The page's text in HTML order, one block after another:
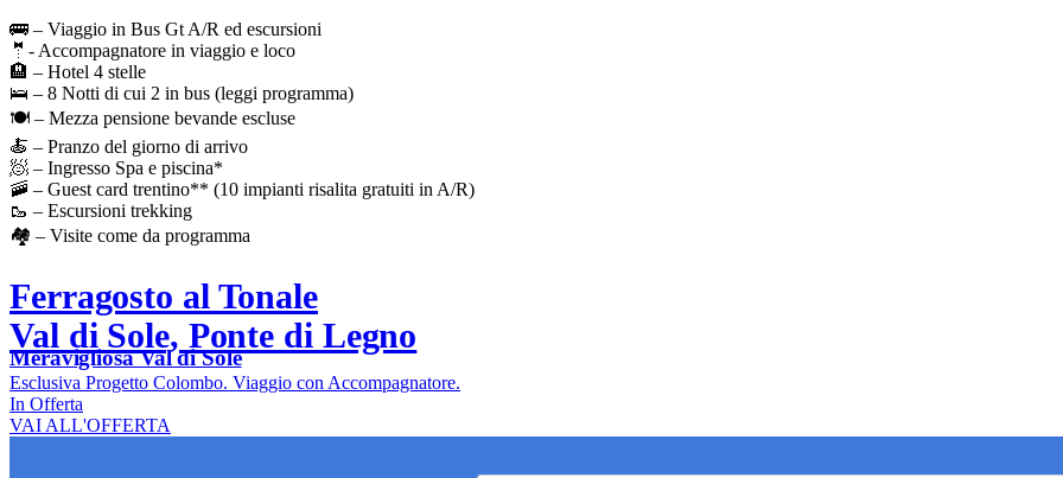
🚌 – Viaggio in Bus Gt A/R ed escursioni
🤵- Accompagnatore in viaggio e loco
🏨 – Hotel 4 stelle
🛌 – 8 Notti di cui 2 in bus (leggi programma)
🍽️ – Mezza pensione bevande escluse
🍝 – Pranzo del giorno di arrivo
🧖 – Ingresso Spa e piscina*
🚠 – Guest card trentino** (10 impianti risalita gratuiti in A/R)
🥾 – Escursioni trekking
🏘️ – Visite come da programma
Ferragosto al Tonale
Val di Sole, Ponte di Legno
Meravigliosa Val di Sole
Esclusiva Progetto Colombo. Viaggio con Accompagnatore.
In Offerta
VAI ALL'OFFERTA